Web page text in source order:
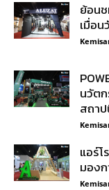
ย้อน
เมื่อ
นวัต
สถา
แอร์
มอง